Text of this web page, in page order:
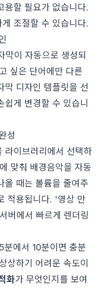
용할 필요가 없습니다.
조절할 수 있습니다.
막이 자동으로 생성되
싶은 단어에만 다른
막 디자인 템플릿을 선
게 변경할 수 있습니
성
라이브러리에서 선택하
맞춰 배경음악을 자동
올 때는 볼륨을 줄여주
적용됩니다. '영상 만
버에서 빠르게 렌더링
분에서 10분이면 충분
상하기 어려운 속도이
화가 무엇인지를 보여